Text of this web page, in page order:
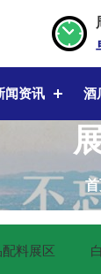
闻资讯 酒
料展区